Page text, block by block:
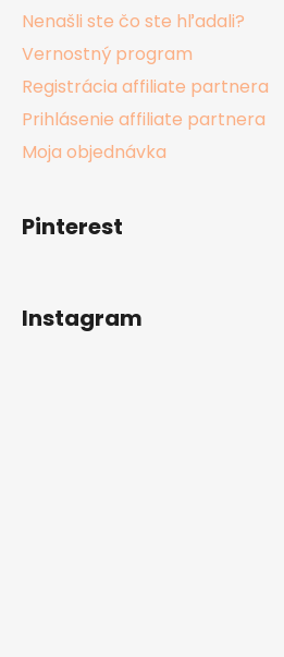
Nenašli ste čo ste hľadali?
Vernostný program
Registrácia affiliate partnera
Prihlásenie affiliate partnera
Moja objednávka
Pinterest
Instagram